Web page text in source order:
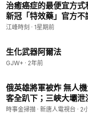
治癒癌症的最便宜方
新冠「特效藥」官方不
的象徵【歷史上的今
江峰時刻 · 1星期前
生化武器阿爾法
GJW+ · 2年前
俄英雄將軍被炸 無人
客全趴下；三峽大壩泄
海豚」來襲 舟山巨輪
時事金掃描 · 新唐人電視台 · 2